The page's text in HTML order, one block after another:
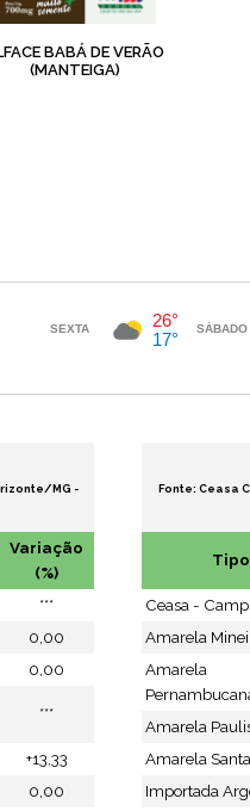
BABÁ DE VERÃO
(MANTEIGA)
MG -
Variação
(%)
***
0,00
0,00
***
+13,33
0,00
Fonte: Ceasa
Tipo
Ceasa -
Amarela
Amarela
Amarela
Amarela
Importada